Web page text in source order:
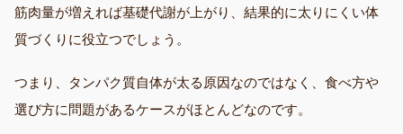
筋肉量が増えれば基礎代謝が上がり、結果的に太りにくい体
質づくりに役立つでしょう。
つまり、タンパク質自体が太る原因なのではなく、食べ方や
選び方に問題があるケースがほとんどなのです。